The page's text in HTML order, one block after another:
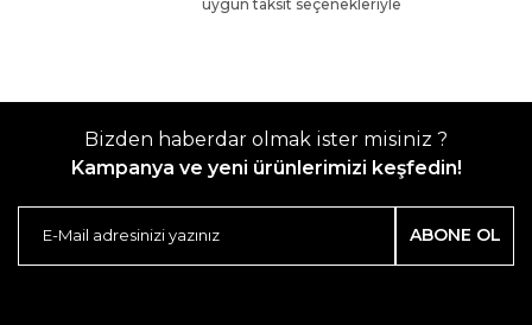
uygun taksit seçenekleriyle
Bizden haberdar olmak ister misiniz ?
Kampanya ve yeni ürünlerimizi keşfedin!
ABONE OL